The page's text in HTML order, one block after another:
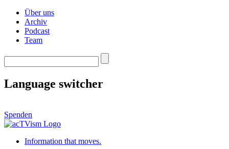
Über uns
Archiv
Podcast
Team
Language switcher
Spenden
Information that moves.